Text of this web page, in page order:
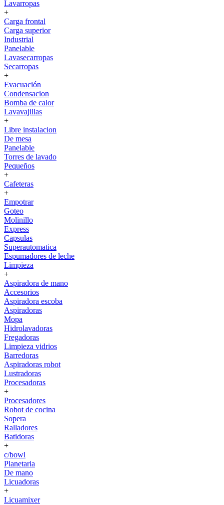
Lavarropas
+
Carga frontal
Carga superior
Industrial
Panelable
Lavasecarropas
Secarropas
+
Evacuación
Condensacion
Bomba de calor
Lavavajillas
+
Libre instalacion
De mesa
Panelable
Torres de lavado
Pequeños
+
Cafeteras
+
Empotrar
Goteo
Molinillo
Express
Capsulas
Superautomatica
Espumadores de leche
Limpieza
+
Aspiradora de mano
Accesorios
Aspiradora escoba
Aspiradoras
Mopa
Hidrolavadoras
Fregadoras
Limpieza vidrios
Barredoras
Aspiradoras robot
Lustradoras
Procesadoras
+
Procesadores
Robot de cocina
Sopera
Ralladores
Batidoras
+
c/bowl
Planetaria
De mano
Licuadoras
+
Licuamixer